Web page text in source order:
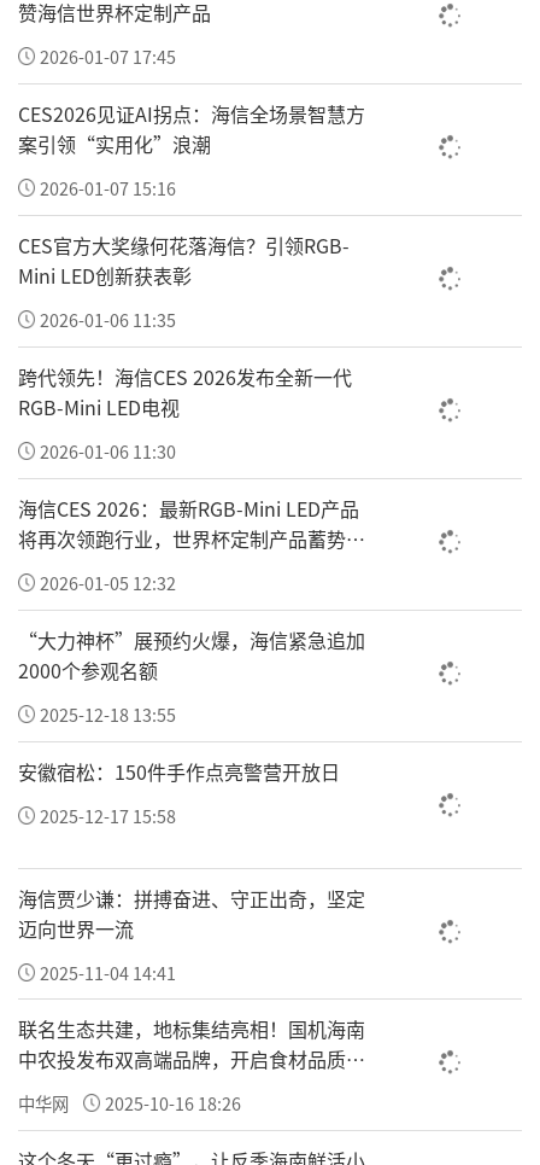
韩安才致答谢词，真诚致谢各级指导单位、承
办机构及全体莅临嘉宾。刘航军现场发言表
示：“翰墨书家国，文化聚合力。书画文艺活
动是涵养爱国情怀、厚植民族精神的重要载
体。未来，将以雷锋精神为根本引领，推动全
国雷锋精神万里行系列活动与特色文化展会深
度融合，系统发掘、培育、扶持身怀文艺特长
的退役老兵，畅通老兵才艺展示、资源对接、
文化创业发展通道，以文化赋能拓宽老兵就业
创业新路径。持续常态化开展全民国防教育，
厚植全社会崇军尚武、拥军爱国浓厚氛围，凝
聚强国强军磅礴合力，奋力服务国家强国复兴
伟大事业。”
随后，吴志明、周长德、张龙、魏莉、樊小明
等嘉宾依次交流发言，立足行业深耕，共话文
化传承、公益担当与时代使命。活动总策划焦
点全面介绍展会布局、创作理念及后续工作规
划，表示将持续常态化开展惠民文化活动，深
耕基层文化公益阵地，持续传播正向社会能
赞海信世界杯定制产品
2026-01-07 17:45
CES2026见证AI拐点：海信全场景智慧方
案引领“实用化”浪潮
2026-01-07 15:16
CES官方大奖缘何花落海信？引领RGB-
Mini LED创新获表彰
2026-01-06 11:35
跨代领先！海信CES 2026发布全新一代
RGB-Mini LED电视
2026-01-06 11:30
海信CES 2026：最新RGB-Mini LED产品
将再次领跑行业，世界杯定制产品蓄势待
发 2026-01-05 12:32
“大力神杯”展预约火爆，海信紧急追加
2000个参观名额
2025-12-18 13:55
安徽宿松：150件手作点亮警营开放日
2025-12-17 15:58
海信贾少谦：拼搏奋进、守正出奇，坚定
迈向世界一流
2025-11-04 14:41
联名生态共建，地标集结亮相！国机海南
中农投发布双高端品牌，开启食材品质新
纪元
中华网 2025-10-16 18:26